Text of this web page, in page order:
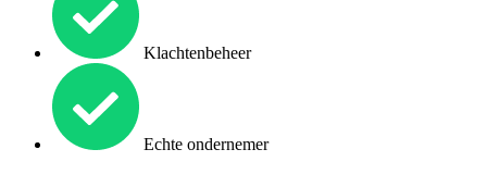
Klachtenbeheer
Echte ondernemer